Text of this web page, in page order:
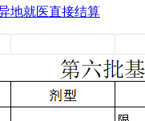
地就医直接结算